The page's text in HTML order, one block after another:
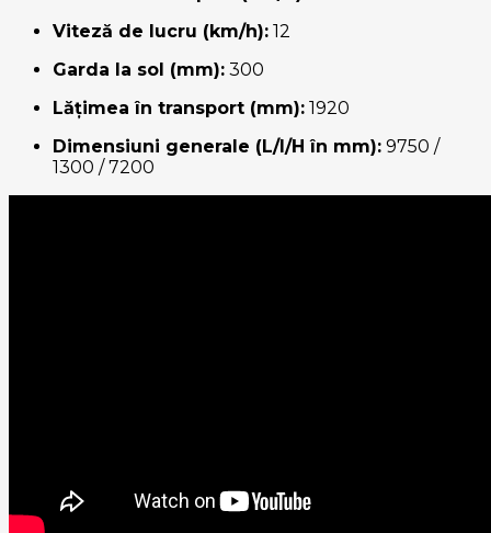
Viteză de lucru (km/h): 12
Garda la sol (mm): 300
Lățimea în transport (mm): 1920
Dimensiuni generale (L/I/H în mm): 9750 /
1300 / 7200